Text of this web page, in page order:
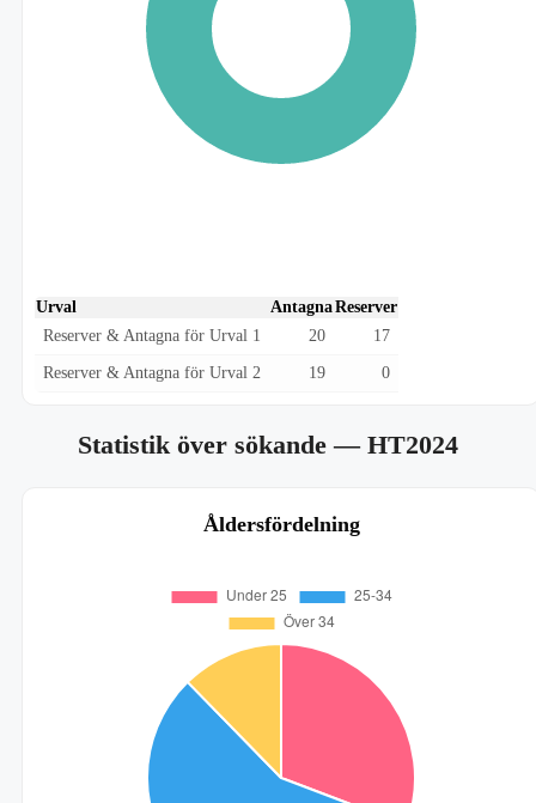
Urval AntagnaReserver
Reserver & Antagna för Urval 1
20 17
Reserver & Antagna för Urval 2 19 0
Statistik över sökande— HT2024
Åldersfördelning